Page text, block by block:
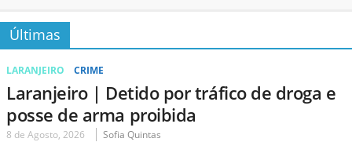
Últimas
LARANJEIRO CRIME
Laranjeiro | Detido por tráfico de droga e
posse de arma proibida
8 de Agosto, 2026 Sofia Quintas